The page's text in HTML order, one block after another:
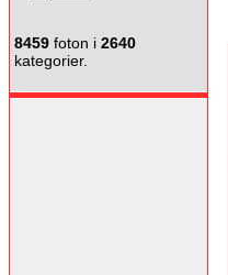
8459 foton i 2640
kategorier.